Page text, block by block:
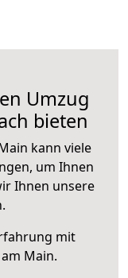
Umzug
bieten
kann viele
um Ihnen
Ihnen unsere
mit
Main.